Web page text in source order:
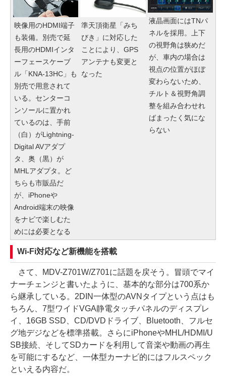
映像用のHDMI端子
も装備。別売で延
長用のHDMIインタ
ーフェースケーブ
ル「KNA-13HC」も
別売で用意されて
いる。センターコ
ンソールに置かれ
ているのは、手前
（白）がLightning-
Digital AVアダプ
タ、奥（黒）が
MHLアダプタ。ど
ちらも市販品だ
が、iPhoneや
Android端末の映像
をナビで楽しむた
めには必要となる
準天頂衛星「みち
びき」に対応した
ことにより、GPS
アンテナも変更と
なった
液晶画面にはTNパ
ネルを採用。上下
の視野角は狭めだ
が、車内の場合は
視点の位置がほぼ
変わらないため、
チルト＆視野角調
整を組み合わせれ
ばまったく気にな
らない
Wi-Fi対応など新機能を搭載
さて、MDV-Z701W/Z701に話題を戻そう。冒頭でマイ
ナーチェンジと書いたように、基本的な部分は700系か
ら継承している。2DIN一体型のAVNタイプという点はも
ちろん、7型ワイドVGA静電タッチパネルのディスプレ
イ、16GB SSD、CD/DVDドライブ、Bluetooth、フルセ
グ地デジなどを標準搭載。さらにiPhoneやMHL/HDMI/U
SB接続、そしてSDカードを利用して音楽や動画の再生
を可能にするなど、一体型カーナビ的にはフルスペック
といえる内容だ。